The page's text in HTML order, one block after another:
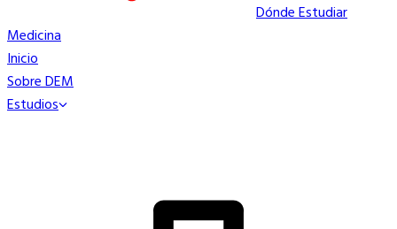
Dónde Estudiar
Medicina
Inicio
Sobre DEM
Estudios